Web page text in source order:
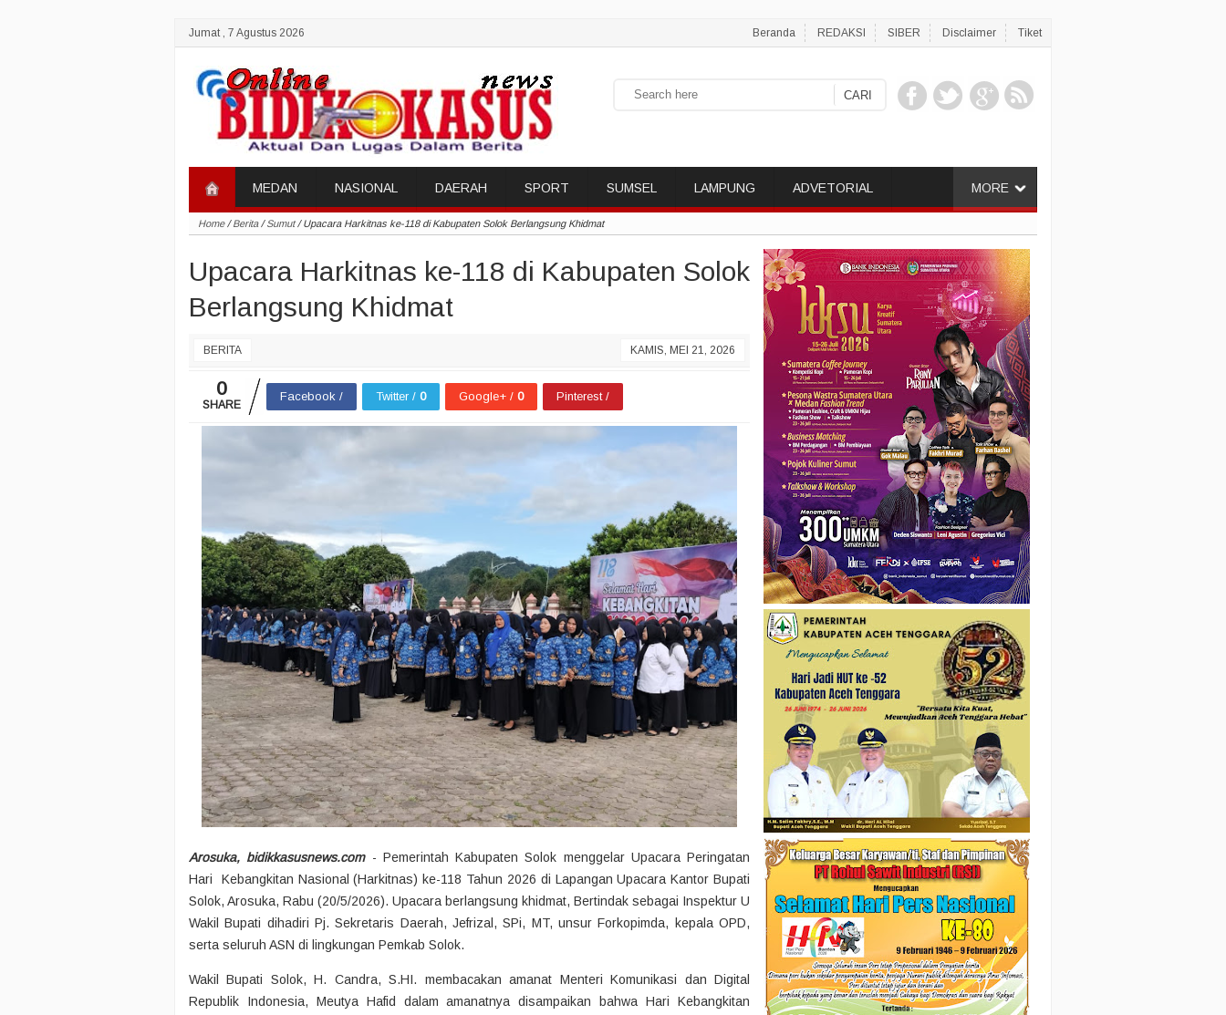
Jumat , 7 Agustus 2026 Beranda REDAKSI SIBER Disclaimer Tiket
MORE
MEDAN NASIONAL DAERAH SPORT SUMSEL LAMPUNG ADVETORIAL
Home/Berita/Sumut/Upacara Harkitnas ke-118 di Kabupaten Solok Berlangsung Khidmat
Upacara Harkitnas ke-118 di Kabupaten Solok
Berlangsung Khidmat
BERITA KAMIS, MEI 21, 2026
0
SHARE
Facebook / Twitter / 0 Google+ / 0 Pinterest /
Arosuka, bidikkasusnews.com - Pemerintah Kabupaten Solok menggelar Upacara Peringatan
Hari Kebangkitan Nasional (Harkitnas) ke-118 Tahun 2026 di Lapangan Upacara Kantor Bupati
Solok, Arosuka, Rabu (20/5/2026). Upacara berlangsung khidmat, Bertindak sebagai Inspektur U
Wakil Bupati dihadiri Pj. Sekretaris Daerah, Jefrizal, SPi, MT, unsur Forkopimda, kepala OPD,
serta seluruh ASN di lingkungan Pemkab Solok.
Wakil Bupati Solok, H. Candra, S.HI. membacakan amanat Menteri Komunikasi dan Digital
Republik Indonesia, Meutya Hafid dalam amanatnya disampaikan bahwa Hari Kebangkitan